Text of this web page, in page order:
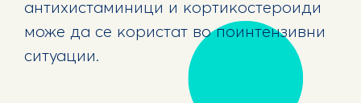
антихистаминици и кортикостероиди
може да се користат во поинтензивни
ситуации.